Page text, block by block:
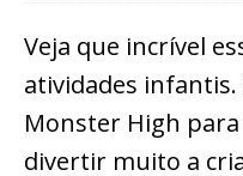
Veja que incrível
atividades infantis.
Monster High
divertir muito a